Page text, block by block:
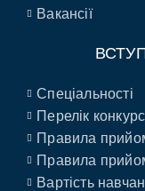
Вакансії
Спеціальності
Перелік
Правила
Правила
Вартість